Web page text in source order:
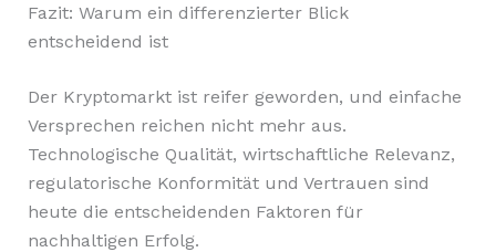
Fazit: Warum ein differenzierter Blick
entscheidend ist
Der Kryptomarkt ist reifer geworden, und einfache
Versprechen reichen nicht mehr aus.
Technologische Qualität, wirtschaftliche Relevanz,
regulatorische Konformität und Vertrauen sind
heute die entscheidenden Faktoren für
nachhaltigen Erfolg.